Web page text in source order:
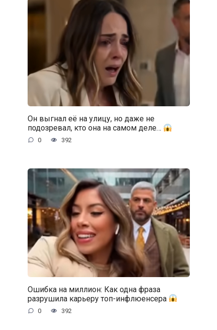
Он выгнал её на улицу, но даже не
подозревал, кто она на самом деле…
0 392
Ошибка на миллион: Как одна фраза
разрушила карьеру топ-инфлюенсера
0 392